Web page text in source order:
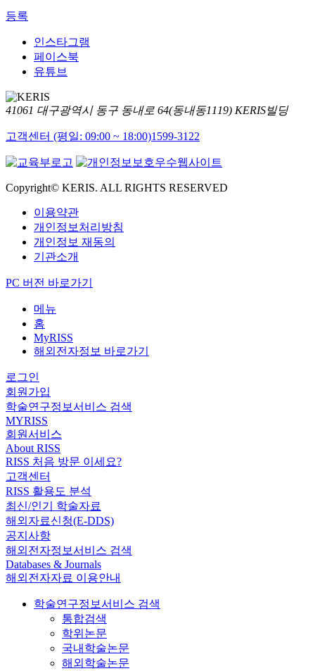
등록
인스타그램
페이스북
유튜브
41061 대구광역시 동구 동내로 64(동내동1119) KERIS빌딩
고객센터 (평일: 09:00 ~ 18:00)1599-3122
Copyright© KERIS. ALL RIGHTS RESERVED
이용약관
개인정보처리방침
개인정보 재동의
기관소개
PC 버전 바로가기
메뉴
홈
MyRISS
해외전자정보 바로가기
로그인
회원가입
학술연구정보서비스 검색
MYRISS
회원서비스
About RISS
RISS 처음 방문 이세요?
고객센터
RISS 활용도 분석
최신/인기 학술자료
해외자료신청(E-DDS)
공지사항
해외전자정보서비스 검색
Databases & Journals
해외전자자료 이용안내
학술연구정보서비스 검색
통합검색
학위논문
국내학술논문
해외학술논문